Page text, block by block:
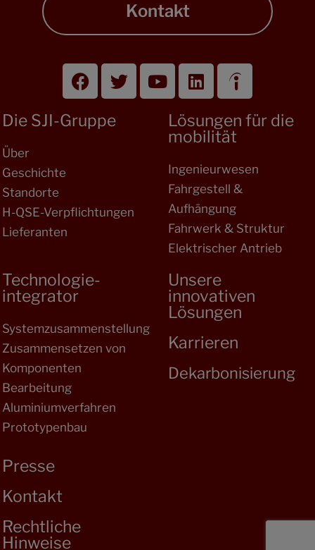
Kontakt
Die SJI-Gruppe
Über
Geschichte
Standorte
H-QSE-Verpflichtungen
Lieferanten
Lösungen für die
mobilität
Ingenieurwesen
Fahrgestell &
Aufhängung
Fahrwerk & Struktur
Elektrischer Antrieb
Technologie-
integrator
Systemzusammenstellung
Zusammensetzen von
Komponenten
Bearbeitung
Aluminiumverfahren
Prototypenbau
Unsere
innovativen
Lösungen
Karrieren
Dekarbonisierung
Presse
Kontakt
Rechtliche
Hinweise